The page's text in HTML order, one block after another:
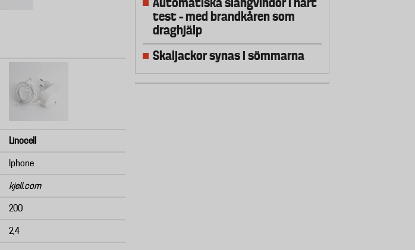
Linocell
Iphone
kjell.com
200
2,4
test – med brandkåren som
draghjälp
Skaljackor synas i sömmarna